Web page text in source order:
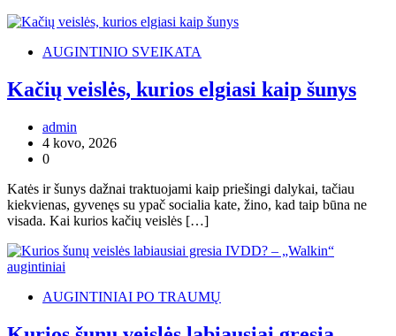
AUGINTINIO SVEIKATA
Kačių veislės, kurios elgiasi kaip šunys
admin
4 kovo, 2026
0
Katės ir šunys dažnai traktuojami kaip priešingi dalykai, tačiau
kiekvienas, gyvenęs su ypač socialia kate, žino, kad taip būna ne
visada. Kai kurios kačių veislės […]
AUGINTINIAI PO TRAUMŲ